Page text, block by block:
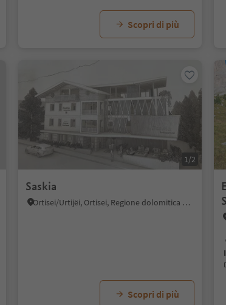
Scopri di più
1/2
Saskia
Ortisei/Urtijëi, Ortisei, Regione dolomitica Val Gardena
Scopri di più